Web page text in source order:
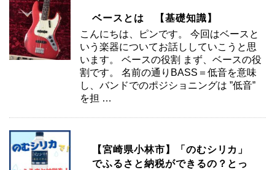
ベースとは 【基礎知識】
こんにちは、ピンです。 今回はベースと
いう楽器についてお話ししていこうと思
います。 ベースの役割 まず、ベースの役
割です。 名前の通りBASS＝低音を意味
し、バンドでのポジショニングは ”低音”
を担 …
【宮崎県小林市】「のむシリカ」
でふるさと納税ができるの？とっ